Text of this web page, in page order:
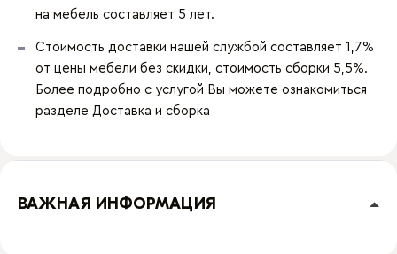
на мебель составляет 5 лет.
Стоимость доставки нашей службой составляет 1,7%
от цены мебели без скидки, стоимость сборки 5,5%.
Более подробно с услугой Вы можете ознакомиться
разделе Доставка и сборка
ВАЖНАЯ ИНФОРМАЦИЯ